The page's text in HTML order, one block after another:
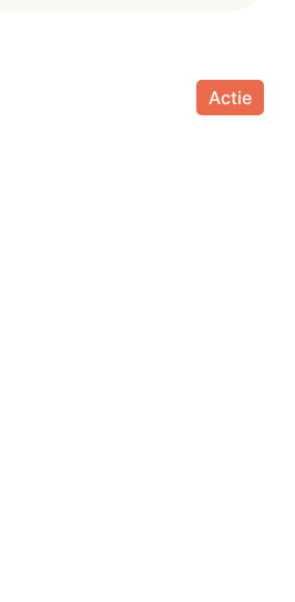
Actie